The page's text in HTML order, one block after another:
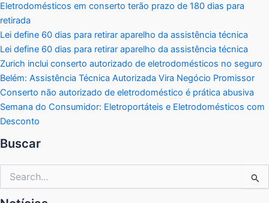
Eletrodomésticos em conserto terão prazo de 180 dias para
retirada
Lei define 60 dias para retirar aparelho da assistência técnica
Lei define 60 dias para retirar aparelho da assistência técnica
Zurich inclui conserto autorizado de eletrodomésticos no seguro
Belém: Assistência Técnica Autorizada Vira Negócio Promissor
Conserto não autorizado de eletrodoméstico é prática abusiva
Semana do Consumidor: Eletroportáteis e Eletrodomésticos com
Desconto
Buscar
por: